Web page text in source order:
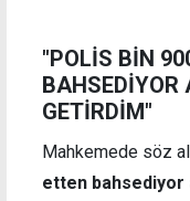
"POLİS BİN
BAHSEDİYOR
GETİRDİM"
Mahkemede söz
etten bahsediyor